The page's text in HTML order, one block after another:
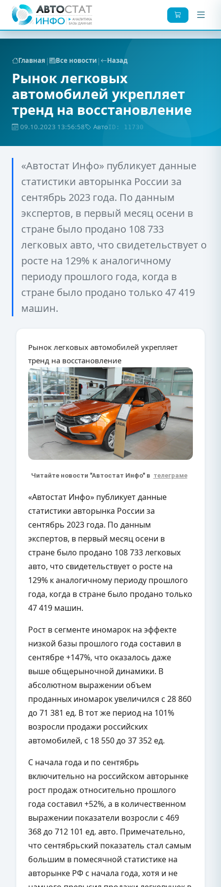
Главная | Все новости| Назад
Рынок легковых
автомобилей укрепляет
тренд на восстановление
09.10.2023 13:56:58 АвтоID: 11730
«Автостат Инфо» публикует данные
статистики авторынка России за
сентябрь 2023 года. По данным
экспертов, в первый месяц осени в
стране было продано 108 733
легковых авто, что свидетельствует о
росте на 129% к аналогичному
периоду прошлого года, когда в
стране было продано только 47 419
машин.
Рынок легковых автомобилей укрепляет
тренд на восстановление
Читайте новости "Автостат Инфо" в телеграме
«Автостат Инфо» публикует данные
статистики авторынка России за
сентябрь 2023 года. По данным
экспертов, в первый месяц осени в
стране было продано 108 733 легковых
авто, что свидетельствует о росте на
129% к аналогичному периоду прошлого
года, когда в стране было продано только
47 419 машин.
Рост в сегменте иномарок на эффекте
низкой базы прошлого года составил в
сентябре +147%, что оказалось даже
выше общерыночной динамики. В
абсолютном выражении объем
проданных иномарок увеличился с 28 860
до 71 381 ед. В тот же период на 101%
возросли продажи российских
автомобилей, с 18 550 до 37 352 ед.
С начала года и по сентябрь
включительно на российском авторынке
рост продаж относительно прошлого
года составил +52%, а в количественном
выражении показатели возросли с 469
368 до 712 101 ед. авто. Примечательно,
что сентябрьский показатель стал самым
большим в помесячной статистике на
авторынке РФ с начала года, хотя и не